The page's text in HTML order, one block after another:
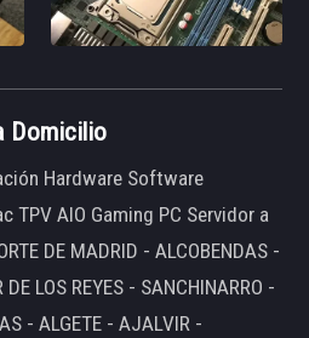
Domicilio
Hardware Software
TPV AIO Gaming PC Servidor a
DE MADRID - ALCOBENDAS -
LOS REYES - SANCHINARRO -
- ALGETE - AJALVIR -